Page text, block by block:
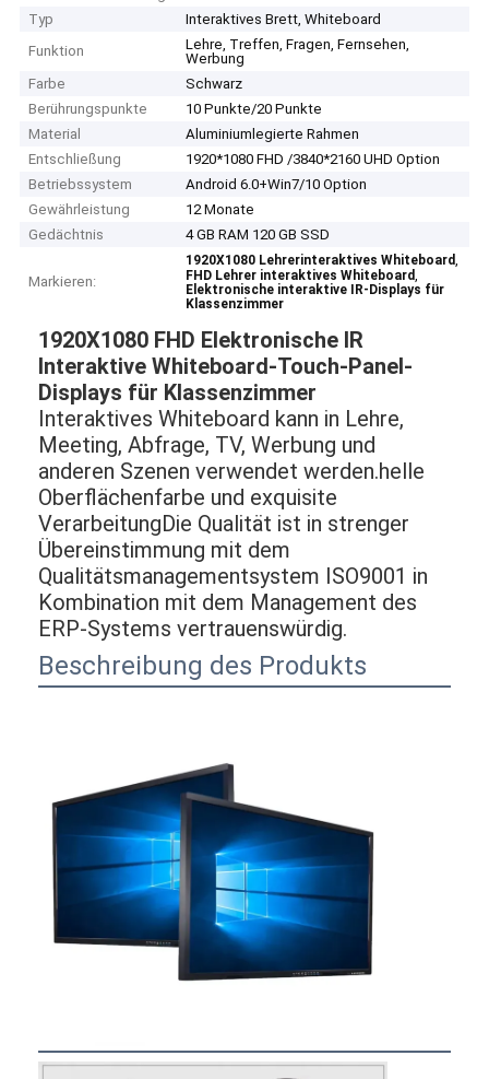
Typ
Interaktives Brett, Whiteboard
Funktion
Lehre, Treffen, Fragen, Fernsehen,
Werbung
Farbe
Schwarz
Berührungspunkte
10 Punkte/20 Punkte
Material
Aluminiumlegierte Rahmen
Entschließung
1920*1080 FHD /3840*2160 UHD Option
Betriebssystem
Android 6.0+Win7/10 Option
Gewährleistung
12 Monate
Gedächtnis
4 GB RAM 120 GB SSD
Markieren:
1920X1080 Lehrerinteraktives Whiteboard,
FHD Lehrer interaktives Whiteboard,
Elektronische interaktive IR-Displays für
Klassenzimmer
1920X1080 FHD Elektronische IR
Interaktive Whiteboard-Touch-Panel-
Displays für Klassenzimmer
Interaktives Whiteboard kann in Lehre,
Meeting, Abfrage, TV, Werbung und
anderen Szenen verwendet werden.helle
Oberflächenfarbe und exquisite
VerarbeitungDie Qualität ist in strenger
Übereinstimmung mit dem
Qualitätsmanagementsystem ISO9001 in
Kombination mit dem Management des
ERP-Systems vertrauenswürdig.
Beschreibung des Produkts